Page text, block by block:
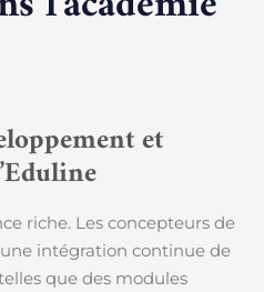
et
riche. Les concepteurs de
intégration continue de
que des modules